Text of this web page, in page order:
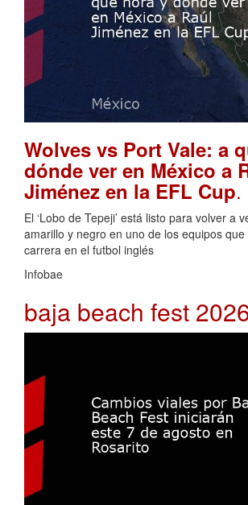
Wolves vs Port Vale: a
dónde ver en México a
Jiménez en la EFL Cup.
El ‘Lobo de Tepeji’ está listo para volver a
amarillo y negro en uno de los equipos que
carrera en el futbol inglés
Infobae
baja beach fest